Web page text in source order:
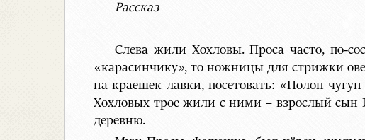
Рассказ
Слева жили Хохловы. Проса часто, по-
«карасинчику», то ножницы для стрижки
на краешек лавки, посетовать: «Полон
Хохловых трое жили с ними – взрослый
деревню.